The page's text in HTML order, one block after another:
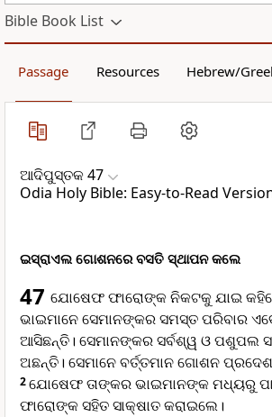
Bible Book List
Passage Resources Hebrew/
ଆଦିପୁସ୍ତକ 47
Odia Holy Bible: Easy-to-Read
ଇସ୍ରାଏଲ ଗୋଶନରେ ବସତି ସ୍ଥାପନ କଲେ
47 ଯୋଷେଫ ଫାରୋଙ୍କ ନିକଟକୁ ଯାଇ
ଭାଇମାନେ ସେମାନଙ୍କର ସମସ୍ତ ପରିବାର
ଆସିଛନ୍ତି। ସେମାନଙ୍କର ସର୍ବଶ୍ୱ ଓ ପଶୁପଲ
ଅଛନ୍ତି। ସେମାନେ ବର୍ତ୍ତମାନ ଗୋଶନ
2ଯୋଷେଫ ତାଙ୍କର ଭାଇମାନଙ୍କ ମଧ୍ୟରୁ
ଫାରୋଙ୍କ ସହିତ ସାକ୍ଷାତ କରାଇଲେ।